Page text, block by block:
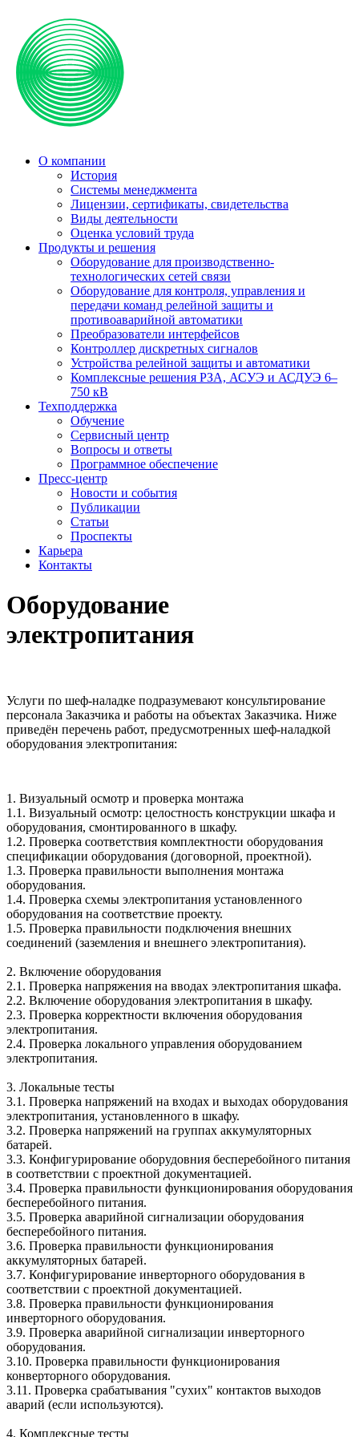
О компании
История
Системы менеджмента
Лицензии, сертификаты, свидетельства
Виды деятельности
Оценка условий труда
Продукты и решения
Оборудование для производственно-
технологических сетей связи
Оборудование для контроля, управления и
передачи команд релейной защиты и
противоаварийной автоматики
Преобразователи интерфейсов
Контроллер дискретных сигналов
Устройства релейной защиты и автоматики
Комплексные решения РЗА, АСУЭ и АСДУЭ 6–
750 кВ
Техподдержка
Обучение
Сервисный центр
Вопросы и ответы
Программное обеспечение
Пресс-центр
Новости и события
Публикации
Статьи
Проспекты
Карьера
Контакты
Оборудование
электропитания
Услуги по шеф-наладке подразумевают консультирование
персонала Заказчика и работы на объектах Заказчика. Ниже
приведён перечень работ, предусмотренных шеф-наладкой
оборудования электропитания:
1. Визуальный осмотр и проверка монтажа
1.1. Визуальный осмотр: целостность конструкции шкафа и
оборудования, смонтированного в шкафу.
1.2. Проверка соответствия комплектности оборудования
спецификации оборудования (договорной, проектной).
1.3. Проверка правильности выполнения монтажа
оборудования.
1.4. Проверка схемы электропитания установленного
оборудования на соответствие проекту.
1.5. Проверка правильности подключения внешних
соединений (заземления и внешнего электропитания).
2. Включение оборудования
2.1. Проверка напряжения на вводах электропитания шкафа.
2.2. Включение оборудования электропитания в шкафу.
2.3. Проверка корректности включения оборудования
электропитания.
2.4. Проверка локального управления оборудованием
электропитания.
3. Локальные тесты
3.1. Проверка напряжений на входах и выходах оборудования
электропитания, установленного в шкафу.
3.2. Проверка напряжений на группах аккумуляторных
батарей.
3.3. Конфигурирование оборудовния бесперебойного питания
в соответствии с проектной документацией.
3.4. Проверка правильности функционирования оборудования
бесперебойного питания.
3.5. Проверка аварийной сигнализации оборудования
бесперебойного питания.
3.6. Проверка правильности функционирования
аккумуляторных батарей.
3.7. Конфигурирование инверторного оборудования в
соответствии с проектной документацией.
3.8. Проверка правильности функционирования
инверторного оборудования.
3.9. Проверка аварийной сигнализации инверторного
оборудования.
3.10. Проверка правильности функционирования
конверторного оборудования.
3.11. Проверка срабатывания "сухих" контактов выходов
аварий (если используются).
4. Комплексные тесты